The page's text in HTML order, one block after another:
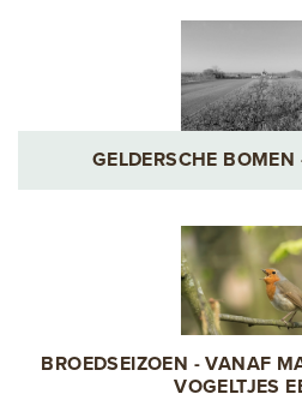
GELDERSCHE BOMEN
BROEDSEIZOEN - VANAF
VOGELTJES